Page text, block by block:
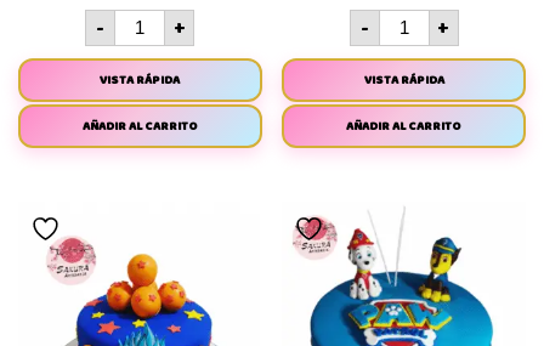
- +
VISTA RÁPIDA
AÑADIR AL CARRITO
- +
VISTA RÁPIDA
AÑADIR AL CARRITO